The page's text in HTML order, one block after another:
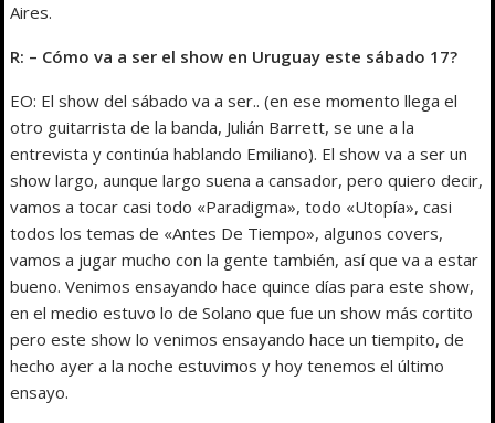
Aires.
R: – Cómo va a ser el show en Uruguay este sábado 17?
EO: El show del sábado va a ser.. (en ese momento llega el
otro guitarrista de la banda, Julián Barrett, se une a la
entrevista y continúa hablando Emiliano). El show va a ser un
show largo, aunque largo suena a cansador, pero quiero decir,
vamos a tocar casi todo «Paradigma», todo «Utopía», casi
todos los temas de «Antes De Tiempo», algunos covers,
vamos a jugar mucho con la gente también, así que va a estar
bueno. Venimos ensayando hace quince días para este show,
en el medio estuvo lo de Solano que fue un show más cortito
pero este show lo venimos ensayando hace un tiempito, de
hecho ayer a la noche estuvimos y hoy tenemos el último
ensayo.